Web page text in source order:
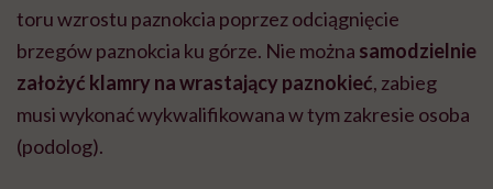
toru wzrostu paznokcia poprzez odciągnięcie
brzegów paznokcia ku górze. Nie można samodzielnie
założyć klamry na wrastający paznokieć, zabieg
musi wykonać wykwalifikowana w tym zakresie osoba
(podolog).